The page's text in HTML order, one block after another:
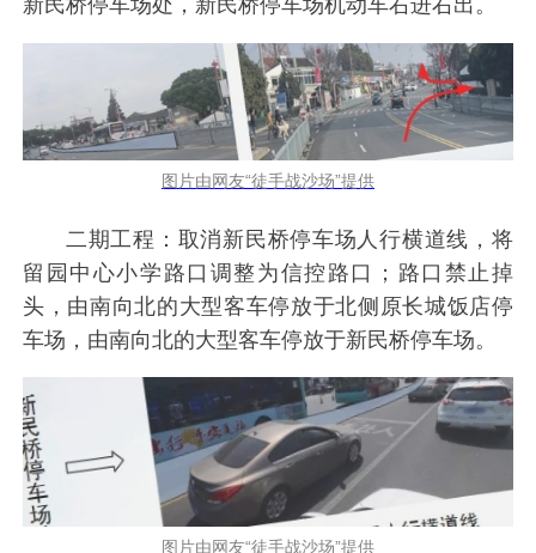
新民桥停车场处，新民桥停车场机动车右进右出。
图片由网友“徒手战沙场”提供
二期工程：取消新民桥停车场人行横道线，将
留园中心小学路口调整为信控路口；路口禁止掉
头，由南向北的大型客车停放于北侧原长城饭店停
车场，由南向北的大型客车停放于新民桥停车场。
图片由网友“徒手战沙场”提供